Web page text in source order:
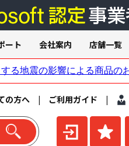
の方へ | ご利用ガイド |
ート 会社案内 店舗一覧